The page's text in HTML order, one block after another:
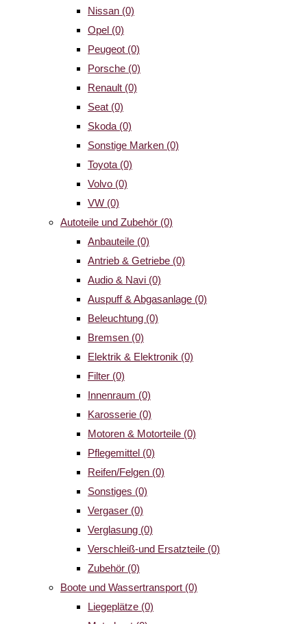
Nissan (0)
Opel (0)
Peugeot (0)
Porsche (0)
Renault (0)
Seat (0)
Skoda (0)
Sonstige Marken (0)
Toyota (0)
Volvo (0)
VW (0)
Autoteile und Zubehör (0)
Anbauteile (0)
Antrieb & Getriebe (0)
Audio & Navi (0)
Auspuff & Abgasanlage (0)
Beleuchtung (0)
Bremsen (0)
Elektrik & Elektronik (0)
Filter (0)
Innenraum (0)
Karosserie (0)
Motoren & Motorteile (0)
Pflegemittel (0)
Reifen/Felgen (0)
Sonstiges (0)
Vergaser (0)
Verglasung (0)
Verschleiß-und Ersatzteile (0)
Zubehör (0)
Boote und Wassertransport (0)
Liegeplätze (0)